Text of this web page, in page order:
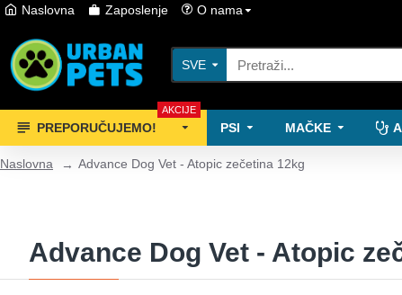
Naslovna Zaposlenje O nama
SVE
PREPORUČUJEMO!
AKCIJE
PSI MAČKE
Naslovna Advance Dog Vet - Atopic zečetina 12kg
Advance Dog Vet - Atopic